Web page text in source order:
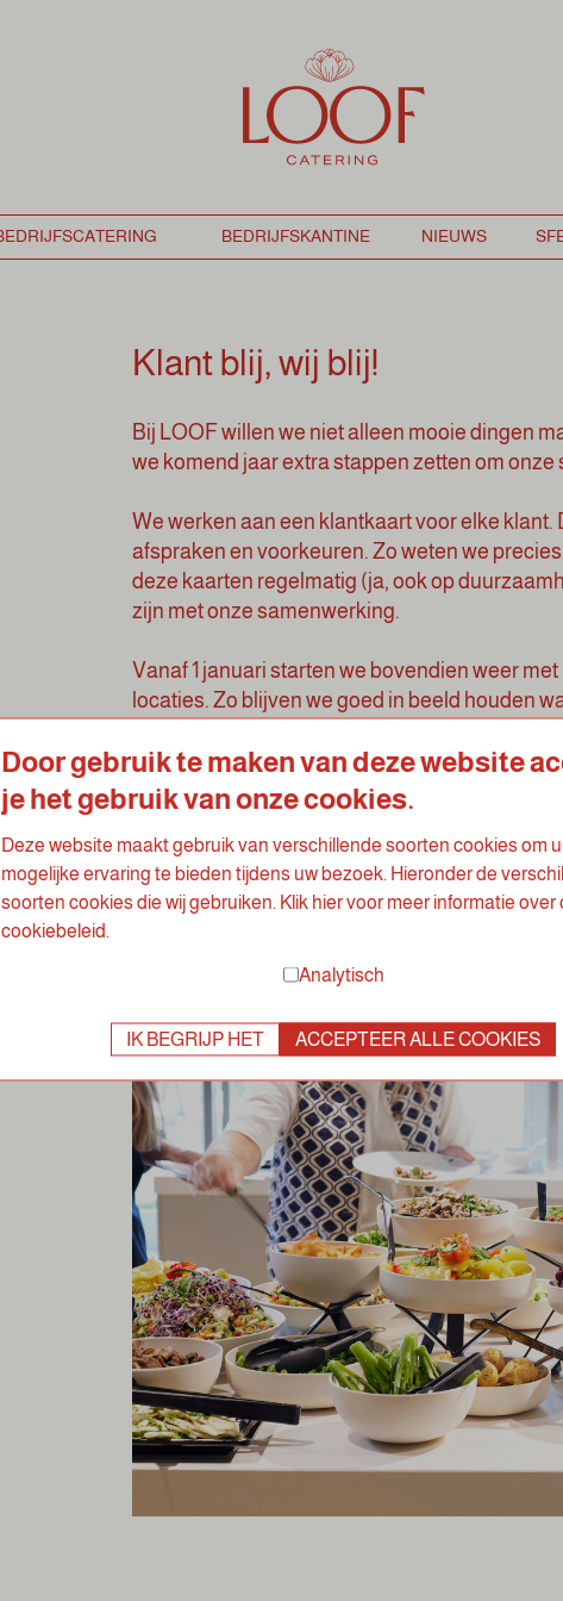
Klant blij, wij blij!
Bij LOOF willen we niet alleen mooie dingen
we komend jaar extra stappen zetten om
We werken aan een klantkaart voor elke
afspraken en voorkeuren. Zo weten we
deze kaarten regelmatig (ja, ook op
zijn met onze samenwerking.
Vanaf 1 januari starten we bovendien weer
locaties. Zo blijven we goed in beeld houden
Ons doel?
In 2025 heeft iedere LOOF klant een eigen
klanttevredenheid iets wat we standaard
Zo blijven we groeien, verbeteren en zorgen
Door gebruik te maken van deze website
je het gebruik van onze cookies.
Deze website maakt gebruik van verschillende soorten cookies om
mogelijke ervaring te bieden tijdens uw bezoek. Hieronder de
soorten cookies die wij gebruiken. Klik hier voor meer informatie over
cookiebeleid.
Analytisch
IK BEGRIJP HET ACCEPTEER ALLE COOKIES